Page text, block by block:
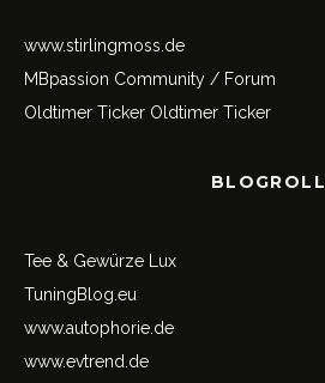
www.stirlingmoss.de
MBpassion Community / Forum
Oldtimer Ticker Oldtimer Ticker
BLOGROLL
Tee & Gewürze Lux
TuningBlog.eu
www.autophorie.de
www.evtrend.de